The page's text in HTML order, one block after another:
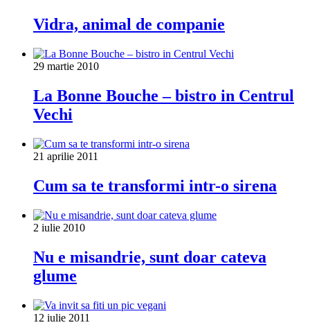
Vidra, animal de companie
29 martie 2010
La Bonne Bouche – bistro in Centrul
Vechi
21 aprilie 2011
Cum sa te transformi intr-o sirena
2 iulie 2010
Nu e misandrie, sunt doar cateva
glume
12 iulie 2011